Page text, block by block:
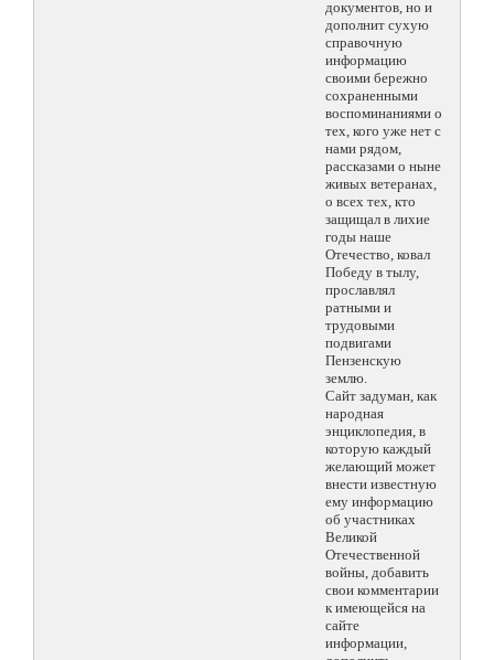
документов, но и
дополнит сухую
справочную
информацию
своими бережно
сохраненными
воспоминаниями о
тех, кого уже нет с
нами рядом,
рассказами о ныне
живых ветеранах,
о всех тех, кто
защищал в лихие
годы наше
Отечество, ковал
Победу в тылу,
прославлял
ратными и
трудовыми
подвигами
Пензенскую
землю.
Сайт задуман, как
народная
энциклопедия, в
которую каждый
желающий может
внести известную
ему информацию
об участниках
Великой
Отечественной
войны, добавить
свои комментарии
к имеющейся на
сайте
информации,